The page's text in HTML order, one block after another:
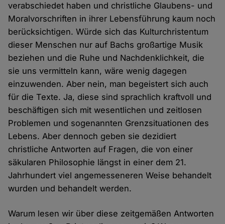
verabschiedet haben und christliche Glaubens- und
Moralvorschriften in ihrer Lebensführung kaum noch
berücksichtigen. Würde sich das Kulturchristentum
dieser Menschen nur auf Bachs großartige Musik
beziehen und die Ruhe und Nachdenklichkeit, die
sie uns vermitteln kann, wäre wenig dagegen
einzuwenden. Aber nein, man begeistert sich auch
für die Texte. Ja, diese sind sprachlich kraftvoll und
beschäftigen sich mit wesentlichen und zeitlosen
Problemen und sogenannten Grenzsituationen des
Lebens. Aber dennoch geben sie dezidiert
christliche Antworten auf Fragen, die von einer
säkularen Philosophie längst in einer dem 21.
Jahrhundert viel angemesseneren Weise behandelt
wurden und behandelt werden.
Warum lesen wir über diese zeitgemäßen Antworten